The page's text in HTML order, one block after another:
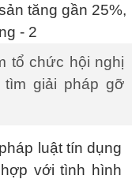
tổ chức hội nghị
giải pháp gỡ
luật tín dụng
với tình hình